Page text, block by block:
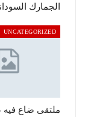
الجمارك
UNCATEGORIZED
ملتقى ضاع